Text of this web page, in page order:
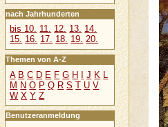
nach Jahrhunderten
bis 10. 11. 12. 13. 14.
15. 16. 17. 18. 19. 20.
Themen von A-Z
A B C D E F G H I J K L
M N O P Q R S T U V
W X Y Z
Benutzeranmeldung